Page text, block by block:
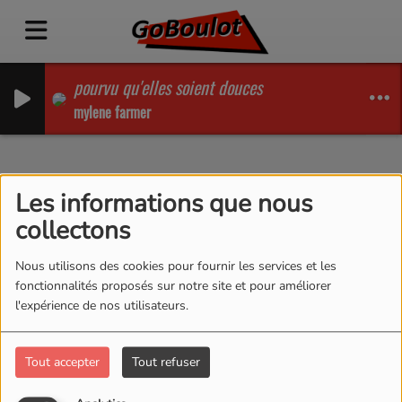
Les informations que nous
collectons
Nous utilisons des cookies pour fournir les services et les
fonctionnalités proposés sur notre site et pour améliorer
l'expérience de nos utilisateurs.
Tout accepter Tout refuser
pourvu qu'elles soient douces
mylene farmer
Revue de presse
GoBoulot